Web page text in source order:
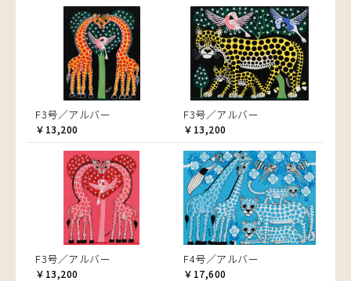
F3号／アルバー
￥13,200
F3号／アルバー
￥13,200
F3号／アルバー
￥13,200
F4号／アルバー
￥17,600